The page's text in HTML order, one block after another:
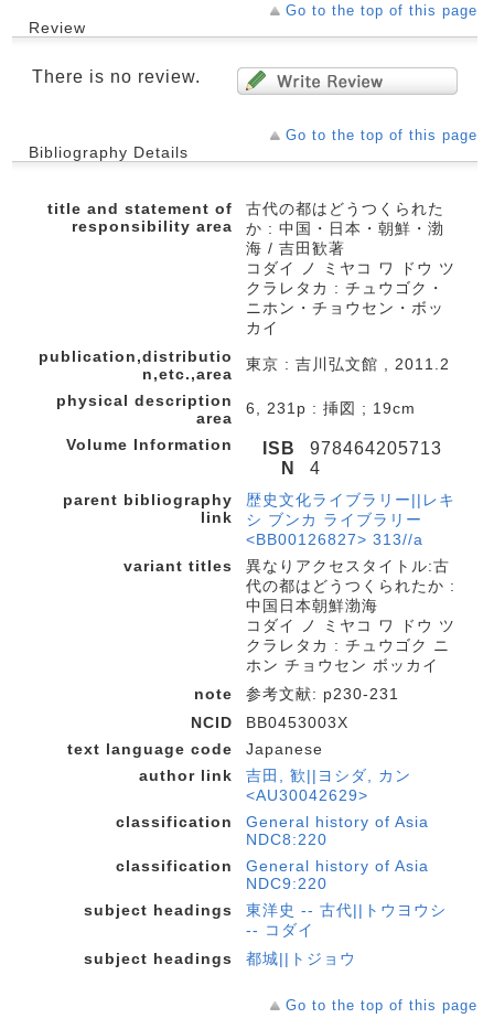
Go to the top of this page
Review
There is no review.
Go to the top of this page
Bibliography Details
title and statement of
responsibility area
古代の都はどうつくられた
か : 中国・日本・朝鮮・渤
海 / 吉田歓著
コダイ ノ ミヤコ ワ ドウ ツ
クラレタカ : チュウゴク・
ニホン・チョウセン・ボッ
カイ
publication,distributio
n,etc.,area
東京 : 吉川弘文館 , 2011.2
physical description
area
6, 231p : 挿図 ; 19cm
Volume Information
ISB
N
978464205713
4
parent bibliography
link
歴史文化ライブラリー||レキ
シ ブンカ ライブラリー
<BB00126827> 313//a
variant titles
異なりアクセスタイトル:古
代の都はどうつくられたか :
中国日本朝鮮渤海
コダイ ノ ミヤコ ワ ドウ ツ
クラレタカ : チュウゴク ニ
ホン チョウセン ボッカイ
note
参考文献: p230-231
NCID
BB0453003X
text language code
Japanese
author link
吉田, 歓||ヨシダ, カン
<AU30042629>
classification
General history of Asia
NDC8:220
classification
General history of Asia
NDC9:220
subject headings
東洋史 -- 古代||トウヨウシ
-- コダイ
subject headings
都城||トジョウ
Go to the top of this page